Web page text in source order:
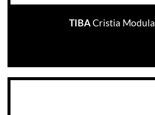
TIBA Cristia Modula